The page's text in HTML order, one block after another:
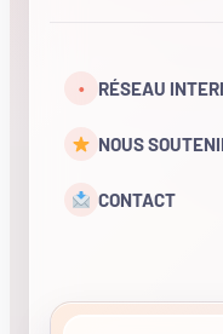
• RÉSEAU
NOUS
CONTACT